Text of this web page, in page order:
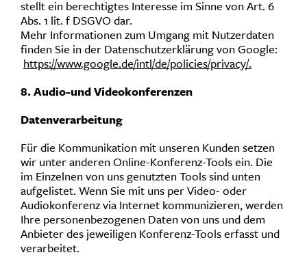
stellt ein berechtigtes Interesse im Sinne von Art. 6
Abs. 1 lit. f DSGVO dar.
Mehr Informationen zum Umgang mit Nutzerdaten
finden Sie in der Datenschutzerklärung von Google:
https://www.google.de/intl/de/policies/privacy/.
8. Audio-und Videokonferenzen
Datenverarbeitung
Für die Kommunikation mit unseren Kunden setzen
wir unter anderen Online-Konferenz-Tools ein. Die
im Einzelnen von uns genutzten Tools sind unten
aufgelistet. Wenn Sie mit uns per Video- oder
Audiokonferenz via Internet kommunizieren, werden
Ihre personenbezogenen Daten von uns und dem
Anbieter des jeweiligen Konferenz-Tools erfasst und
verarbeitet.